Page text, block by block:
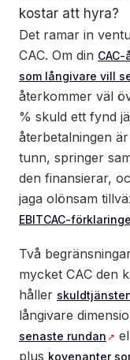
kostar att hyra?
Det ramar in
CAC. Om din
som långivare vill
återkommer väl
% skuld ett fynd
återbetalningen
tunn, springer
den finansierar,
jaga olönsam
EBITCAC-
Två
mycket CAC den
håller
långivare
senaste rundan
plus kovenanter